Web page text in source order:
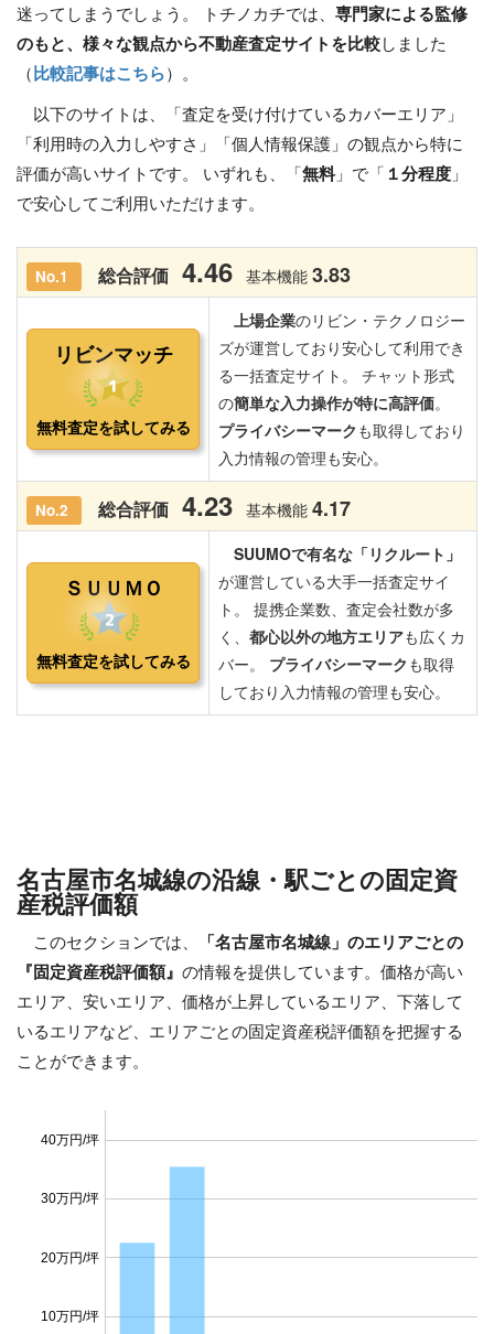
迷ってしまうでしょう。 トチノカチでは、 専門家による監修
のもと、様々な観点から不動産査定サイトを比較 しました
（ 比較記事はこちら ）。
以下のサイトは、「査定を受け付けているカバーエリア」
「利用時の入力しやすさ」「個人情報保護」の観点から特に
評価が高いサイトです。 いずれも、「 無料」で「 １分程度 」
で安心してご利用いただけます。
名古屋市名城線の沿線・駅ごとの固定資
産税評価額
このセクションでは、
「名古屋市名城線」のエリアごとの
『固定資産税評価額』 の情報を提供しています。価格が高い
エリア、安いエリア、価格が上昇しているエリア、下落して
いるエリアなど、エリアごとの固定資産税評価額を把握する
ことができます。
10万円/坪
20万円/坪
30万円/坪
40万円/坪